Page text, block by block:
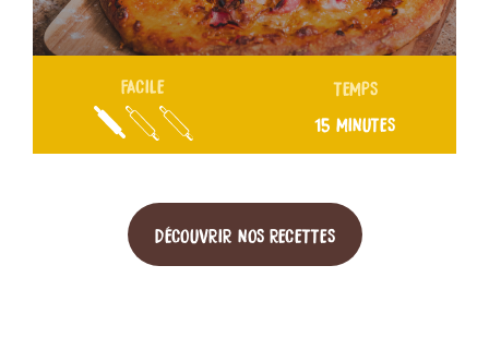
FACILE TEMPS
15 MINUTES
DÉCOUVRIR NOS RECETTES